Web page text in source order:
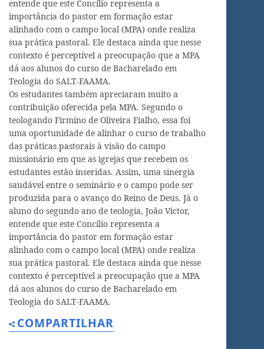
entende que este Concílio representa a
importância do pastor em formação estar
alinhado com o campo local (MPA) onde realiza
sua prática pastoral. Ele destaca ainda que nesse
contexto é perceptível a preocupação que a MPA
dá aos alunos do curso de Bacharelado em
Teologia do SALT-FAAMA.
Os estudantes também apreciaram muito a
contribuição oferecida pela MPA. Segundo o
teologando Firmino de Oliveira Fialho, essa foi
uma oportunidade de alinhar o curso de trabalho
das práticas pastorais à visão do campo
missionário em que as igrejas que recebem os
estudantes estão inseridas. Assim, uma sinergia
saudável entre o seminário e o campo pode ser
produzida para o avanço do Reino de Deus. Já o
aluno do segundo ano de teologia, João Victor,
entende que este Concílio representa a
importância do pastor em formação estar
alinhado com o campo local (MPA) onde realiza
sua prática pastoral. Ele destaca ainda que nesse
contexto é perceptível a preocupação que a MPA
dá aos alunos do curso de Bacharelado em
Teologia do SALT-FAAMA.
COMPARTILHAR